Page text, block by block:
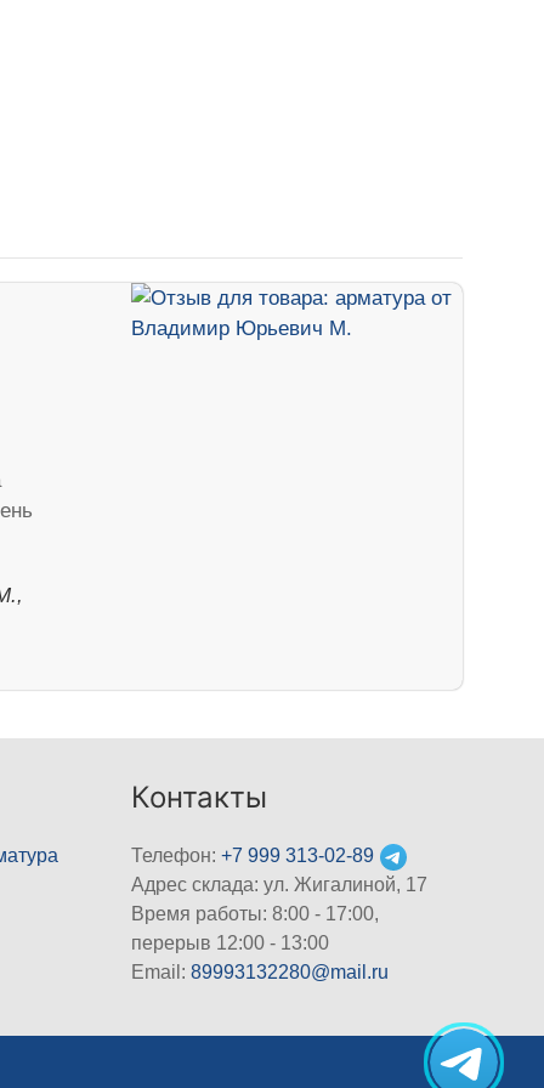
Контакты
Телефон:+7 999 313-02-89
Адрес склада: ул. Жигалиной, 17
Время работы: 8:00 - 17:00,
перерыв 12:00 - 13:00
Email:89993132280@mail.ru